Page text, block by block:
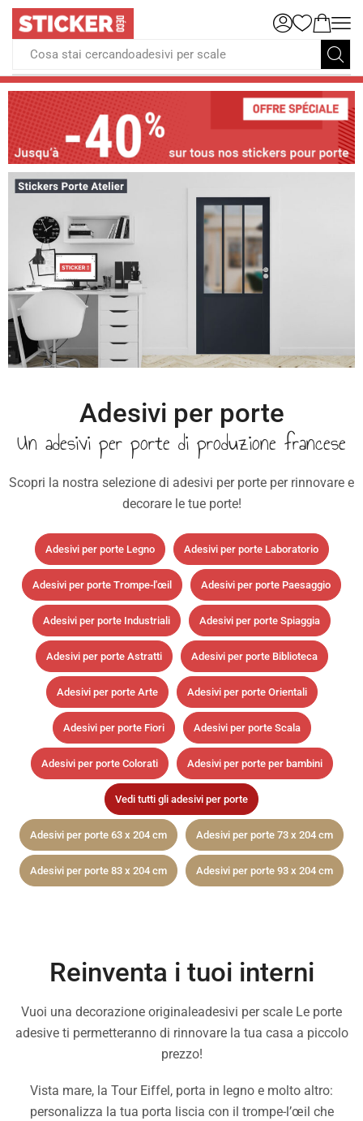
Cosa stai cercandoadesivi per scale
Adesivi per porte
Un adesivi per porte di produzione francese
Scopri la nostra selezione di adesivi per porte per rinnovare e
decorare le tue porte!
Adesivi per porte Legno Adesivi per porte Laboratorio
Adesivi per porte Trompe-l'œil Adesivi per porte Paesaggio
Adesivi per porte Industriali Adesivi per porte Spiaggia
Adesivi per porte Astratti Adesivi per porte Biblioteca
Adesivi per porte Arte Adesivi per porte Orientali
Adesivi per porte Fiori Adesivi per porte Scala
Adesivi per porte Colorati Adesivi per porte per bambini
Vedi tutti gli adesivi per porte
Adesivi per porte 63 x 204 cm Adesivi per porte 73 x 204 cm
Adesivi per porte 83 x 204 cm Adesivi per porte 93 x 204 cm
Reinventa i tuoi interni
Vuoi una decorazione originaleadesivi per scale Le porte
adesive ti permetteranno di rinnovare la tua casa a piccolo
prezzo!
Vista mare, la Tour Eiffel, porta in legno e molto altro:
personalizza la tua porta liscia con il trompe-l’œil che